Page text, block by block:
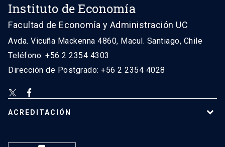
Instituto de Economía
Facultad de Economía y Administración UC
Avda. Vicuña Mackenna 4860, Macul. Santiago, Chile
Teléfono: +56 2 2354 4303
Dirección de Postgrado: +56 2 2354 4028
ACREDITACIÓN